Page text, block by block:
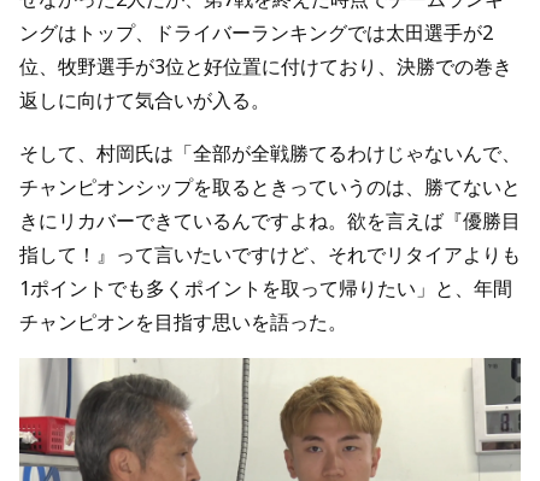
ングはトップ、ドライバーランキングでは太田選手が2
位、牧野選手が3位と好位置に付けており、決勝での巻き
返しに向けて気合いが入る。
そして、村岡氏は「全部が全戦勝てるわけじゃないんで、
チャンピオンシップを取るときっていうのは、勝てないと
きにリカバーできているんですよね。欲を言えば『優勝目
指して！』って言いたいですけど、それでリタイアよりも
1ポイントでも多くポイントを取って帰りたい」と、年間
チャンピオンを目指す思いを語った。